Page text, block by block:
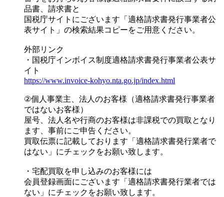
品書、請求書と
国税庁サイトにございます「適格請求書発行事業者公
表サイト」の検索結果コピーをご用意ください。
外部リンク
・国税庁インボイス制度適格請求書発行事業者公表サ
イト
https://www.invoice-kohyo.nta.go.jp/index.html
②個人事業主、法人のお客様（適格請求書発行事業者
ではないお客様）
屋号、法人名や行商のお客様は非課税での買取となり
ます、事前にご申告ください。
買取伝票に記載しております「適格請求書発行業者で
はない」にチェックをお願い致します。
・宅配買取を申し込みのお客様には
会員登録画面にございます「適格請求書発行業者では
ない」にチェックをお願い致します。